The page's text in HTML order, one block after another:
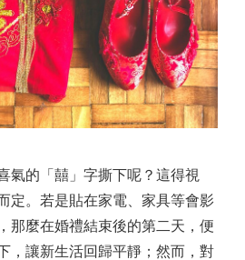
氣的「囍」字撕下呢？這得視
定。若是貼在家電、家具等會影
那麼在婚禮結束後的第二天，便
，讓新生活回歸平靜；然而，對